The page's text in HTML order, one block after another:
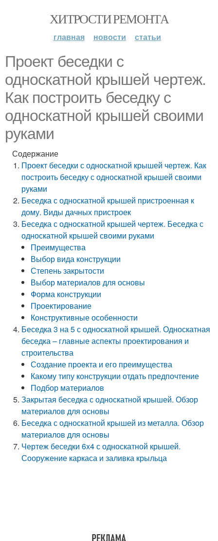
ХИТРОСТИ РЕМОНТА
главная новости статьи
Проект беседки с
односкатной крышей чертеж.
Как построить беседку с
односкатной крышей своими
руками
Содержание
Проект беседки с односкатной крышей чертеж. Как
построить беседку с односкатной крышей своими
руками
Беседка с односкатной крышей пристроенная к
дому. Виды дачных пристроек
Беседка с односкатной крышей чертеж. Беседка с
односкатной крышей своими руками
Преимущества
Выбор вида конструкции
Степень закрытости
Выбор материалов для основы
Форма конструкции
Проектирование
Конструктивные особенности
Беседка 3 на 5 с односкатной крышей. Односкатная
беседка – главные аспекты проектирования и
строительства
Создание проекта и его преимущества
Какому типу конструкции отдать предпочтение
Подбор материалов
Закрытая беседка с односкатной крышей. Обзор
материалов для основы
Беседка с односкатной крышей из металла. Обзор
материалов для основы
Чертеж беседки 6х4 с односкатной крышей.
Сооружение каркаса и заливка крыльца